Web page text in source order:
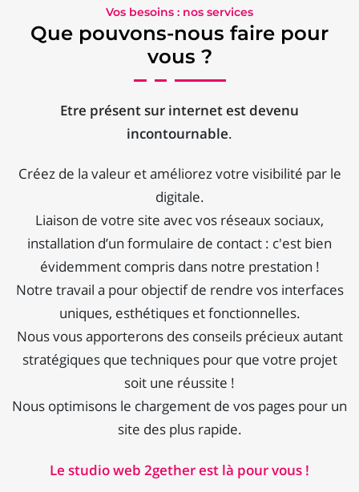
Vos besoins : nos services
Que pouvons-nous faire pour
vous ?
Etre présent sur internet est devenu
incontournable.
Créez de la valeur et améliorez votre visibilité par le
digitale.
Liaison de votre site avec vos réseaux sociaux,
installation d’un formulaire de contact : c'est bien
évidemment compris dans notre prestation !
Notre travail a pour objectif de rendre vos interfaces
uniques, esthétiques et fonctionnelles.
Nous vous apporterons des conseils précieux autant
stratégiques que techniques pour que votre projet
soit une réussite !
Nous optimisons le chargement de vos pages pour un
site des plus rapide.
Le studio web 2gether est là pour vous !